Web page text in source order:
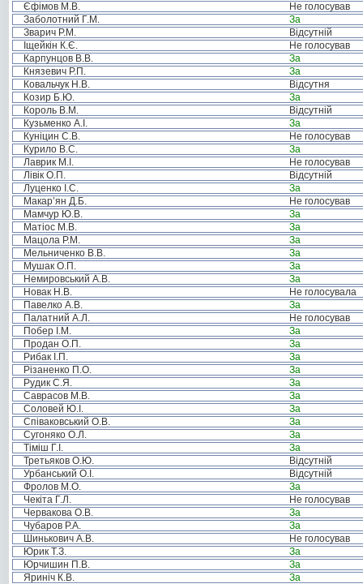
Єфімов М.В.
Не голосував
Заболотний Г.М.
За
Зварич Р.М.
Відсутній
Іщейкін К.Є.
Не голосував
Карпунцов В.В.
За
Князевич Р.П.
За
Ковальчук Н.В.
Відсутня
Козир Б.Ю.
За
Король В.М.
Відсутній
Кузьменко А.І.
За
Куніцин С.В.
Не голосував
Курило В.С.
За
Лаврик М.І.
Не голосував
Лівік О.П.
Відсутній
Луценко І.С.
За
Макар’ян Д.Б.
Не голосував
Мамчур Ю.В.
За
Матіос М.В.
За
Мацола Р.М.
За
Мельниченко В.В.
За
Мушак О.П.
За
Немировський А.В.
За
Новак Н.В.
Не голосувала
Павелко А.В.
За
Палатний А.Л.
Не голосував
Побер І.М.
За
Продан О.П.
За
Рибак І.П.
За
Різаненко П.О.
За
Рудик С.Я.
За
Саврасов М.В.
За
Соловей Ю.І.
За
Співаковський О.В.
За
Сугоняко О.Л.
За
Тіміш Г.І.
За
Третьяков О.Ю.
Відсутній
Урбанський О.І.
Відсутній
Фролов М.О.
За
Чекіта Г.Л.
Не голосував
Червакова О.В.
За
Чубаров Р.А.
За
Шинькович А.В.
Не голосував
Юрик Т.З.
За
Юрчишин П.В.
За
Яриніч К.В.
За